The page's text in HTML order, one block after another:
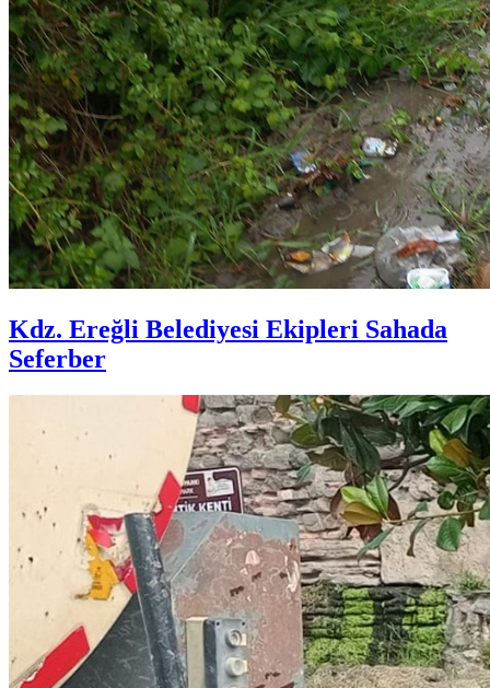
Kdz. Ereğli Belediyesi Ekipleri Sahada
Seferber